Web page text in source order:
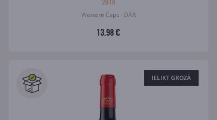
Western Cape · DĀR
13.98 €
IELIKT GROZĀ